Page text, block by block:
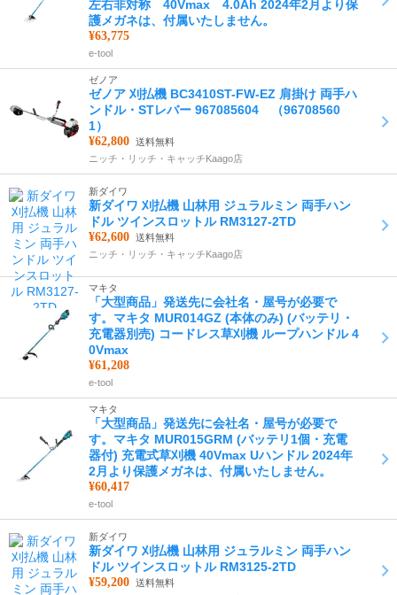
左右非対称 40Vmax 4.0Ah 2024年2月より保
護メガネは、付属いたしません。
¥63,775
e-tool
ゼノア
ゼノア 刈払機 BC3410ST-FW-EZ 肩掛け 両手ハ
ンドル・STレバー 967085604 （96708560
1）
¥62,800 送料無料
ニッチ・リッチ・キャッチKaago店
新ダイワ
新ダイワ 刈払機 山林用 ジュラルミン 両手ハン
ドル ツインスロットル RM3127-2TD
¥62,600 送料無料
ニッチ・リッチ・キャッチKaago店
マキタ
「大型商品」発送先に会社名・屋号が必要で
す。マキタ MUR014GZ (本体のみ) (バッテリ・
充電器別売) コードレス草刈機 ループハンドル 4
0Vmax
¥61,208
e-tool
マキタ
「大型商品」発送先に会社名・屋号が必要で
す。マキタ MUR015GRM (バッテリ1個・充電
器付) 充電式草刈機 40Vmax Uハンドル 2024年
2月より保護メガネは、付属いたしません。
¥60,417
e-tool
新ダイワ
新ダイワ 刈払機 山林用 ジュラルミン 両手ハン
ドル ツインスロットル RM3125-2TD
¥59,200 送料無料